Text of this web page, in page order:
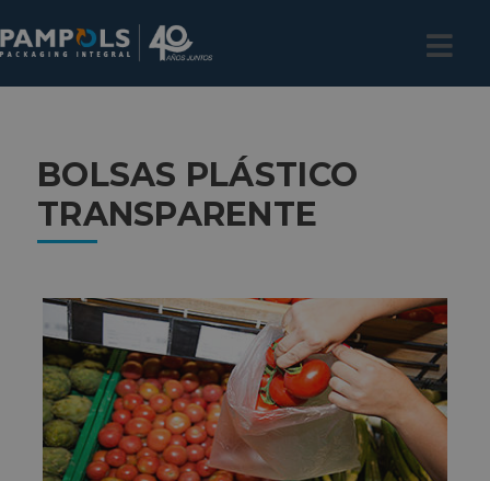
BOLSAS PLÁSTICO
TRANSPARENTE